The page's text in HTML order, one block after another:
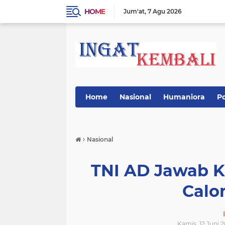
HOME Jum'at 7 Agu 2026
Home Nasional Humaniora
› Nasional
TNI AD Jawab